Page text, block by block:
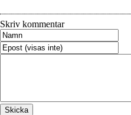
Skriv kommentar